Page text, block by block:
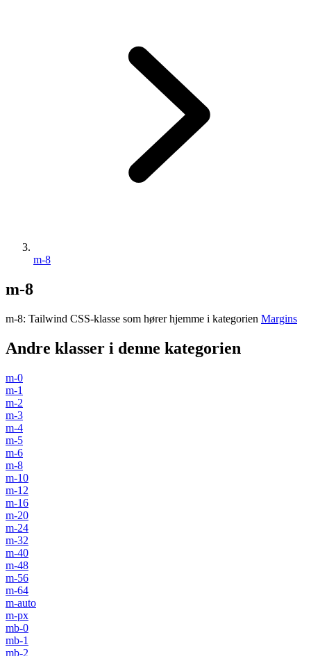
m-8
m-8
m-8: Tailwind CSS-klasse som hører hjemme i kategorien Margins
Andre klasser i denne kategorien
m-0
m-1
m-2
m-3
m-4
m-5
m-6
m-8
m-10
m-12
m-16
m-20
m-24
m-32
m-40
m-48
m-56
m-64
m-auto
m-px
mb-0
mb-1
mb-2